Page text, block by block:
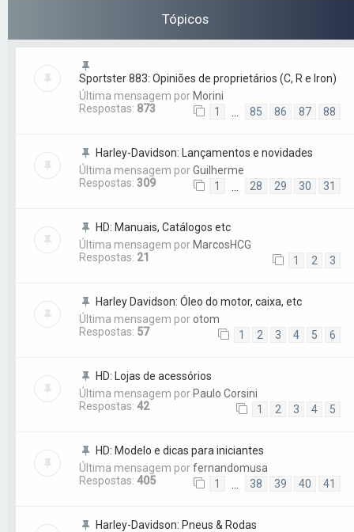
Tópicos
Sportster 883: Opiniões de proprietários (C, R e Iron)
Última mensagem por Morini
Respostas: 873 1 85 86 87 88
Harley-Davidson: Lançamentos e novidades
Última mensagem porGuilherme
Respostas: 309 1 28 29 30 31
HD: Manuais, Catálogos etc
Última mensagem por MarcosHCG
Respostas: 21 1 2 3
Harley Davidson: Óleo do motor, caixa, etc
Última mensagem por otom
Respostas: 57 1 2 3 4 5 6
HD: Lojas de acessórios
Última mensagem por Paulo Corsini
Respostas: 42 1 2 3 4 5
HD: Modelo e dicas para iniciantes
Última mensagem porfernandomusa
Respostas: 405 1 38 39 40 41
Harley-Davidson: Pneus & Rodas